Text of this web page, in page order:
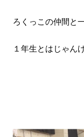
ろくっこの仲間と
１年生とはじゃん